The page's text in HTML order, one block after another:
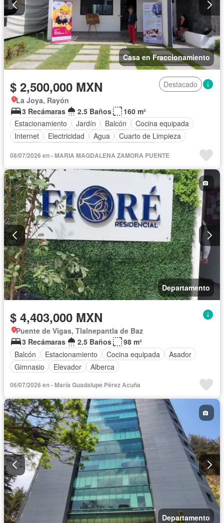
Casa en Fraccionamiento
$ 2,500,000 MXN
Destacado
La Joya, Rayón
3 Recámaras
2.5 Baños
160 m²
Estacionamiento
Jardín Balcón
Cocina equipada
Internet
Electricidad Agua
Cuarto de Limpieza
Caseta de vigilancia
Sin amueblar
08/07/2026 en - MARIA MAGDALENA ZAMORA PUENTE
Departamento
$ 4,403,000 MXN
Puente de Vigas, Tlalnepantla de Baz
3 Recámaras
2.5 Baños
98 m²
Balcón
Estacionamiento Cocina equipada
Asador
Gimnasio
Elevador Alberca
06/07/2026 en - María Guadalupe Pérez Acuña
Departamento